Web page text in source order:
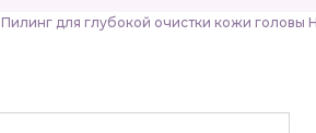
Пилинг для глубокой очистки кожи головы